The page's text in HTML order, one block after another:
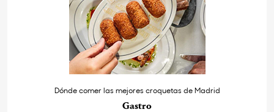
Dónde comer las mejores croquetas de Madrid
Gastro